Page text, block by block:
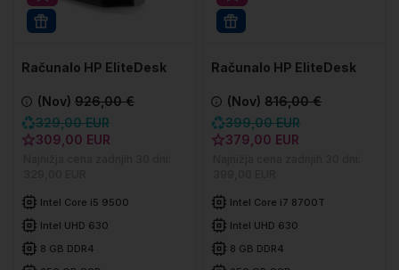
Računalo HP EliteDesk
(Nov) 926,00 €
329,00 EUR
309,00 EUR
Intel Core i5 9500
Intel UHD 630
8 GB DDR4
Računalo HP EliteDesk
(Nov)816,00 €
399,00 EUR
379,00 EUR
Intel Core i7 8700T
Intel UHD 630
8 GB DDR4